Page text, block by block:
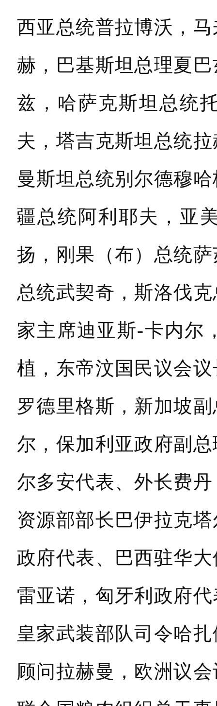
西亚总统普拉博沃，
赫，巴基斯坦总理夏
兹，哈萨克斯坦总统
夫，塔吉克斯坦总统
曼斯坦总统别尔德穆
疆总统阿利耶夫，亚
扬，刚果（布）总统
总统武契奇，斯洛伐
家主席迪亚斯-卡内尔
植，东帝汶国民议会
罗德里格斯，新加坡
尔，保加利亚政府副
尔多安代表、外长费
资源部部长巴伊拉克
政府代表、巴西驻华
雷亚诺，匈牙利政府
皇家武装部队司令哈
顾问拉赫曼，欧洲议